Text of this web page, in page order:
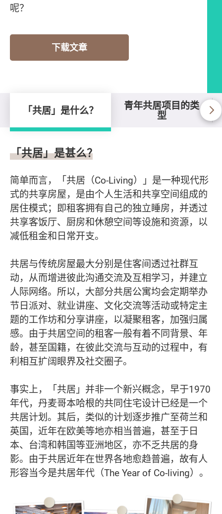
呢？
下载文章
「共居」是什么？ 青年共居项目的类
型
「共居」是什么？
「共居」是甚么？
简单而言，「共居（Co-Living）」是一种现代形
式的共享房屋，是由个人生活和共享空间组成的
居住模式；即租客拥有自己的独立睡房，并透过
共享客饭厅、厨房和休憩空间等设施和资源，以
减低租金和日常开支。
共居与传统房屋最大分别是住客间透过社群互
动，从而增进彼此沟通交流及互相学习，并建立
人际网络。所以，大部分共居公寓均会定期举办
节日派对、就业讲座、文化交流等活动或特定主
题的工作坊和分享讲座，以凝聚租客，加强归属
感。由于共居空间的租客一般有着不同背景、年
龄，甚至国籍，在彼此交流与互动的过程中，有
利相互扩阔眼界及社交圈子。
事实上，「共居」并非一个新兴概念，早于1970
年代，丹麦哥本哈根的共同住宅设计已经是一个
共居计划。其后，类似的计划逐步推广至荷兰和
英国，近年在欧美等地亦相当普遍，甚至于日
本、台湾和韩国等亚洲地区，亦不乏共居的身
影。由于共居近年在世界各地愈趋普遍，故有人
形容当今是共居年代（The Year of Co-living）。